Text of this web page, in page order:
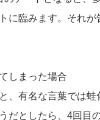
に臨みます。それ
しまった場合
、有名な言葉では
だとしたら、4回目